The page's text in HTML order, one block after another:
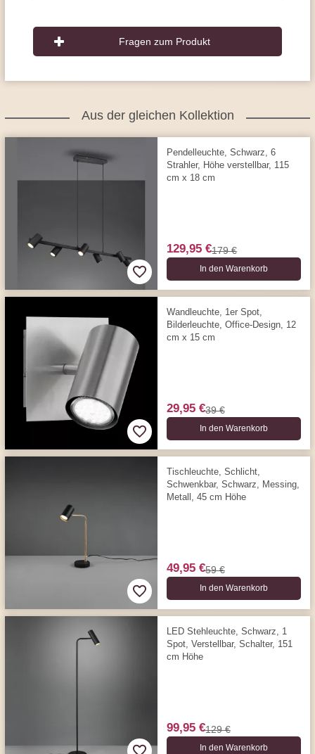
Fragen zum Produkt
Aus der gleichen Kollektion
Pendelleuchte, Schwarz, 6
Strahler, Höhe verstellbar, 115
cm x 18 cm
129,95 €179 €
In den Warenkorb
Wandleuchte, 1er Spot,
Bilderleuchte, Office-Design, 12
cm x 15 cm
29,95 €39 €
In den Warenkorb
Tischleuchte, Schlicht,
Schwenkbar, Schwarz, Messing,
Metall, 45 cm Höhe
49,95 €59 €
In den Warenkorb
LED Stehleuchte, Schwarz, 1
Spot, Verstellbar, Schalter, 151
cm Höhe
99,95 €129 €
In den Warenkorb